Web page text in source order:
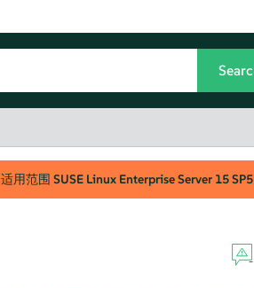
适用范围 SUSE Linux Enterprise Server 15 SP5